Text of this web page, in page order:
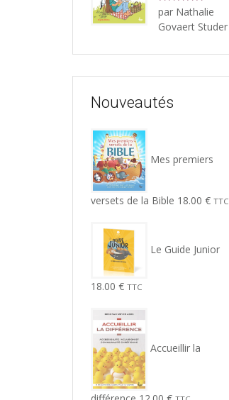
5 sur
5
par Nathalie
Govaert Studer
Nouveautés
Mes premiers
versets de la Bible 18.00 € TTC
Le Guide Junior
18.00 € TTC
Accueillir la